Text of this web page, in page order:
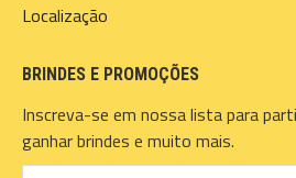
Localização
BRINDES E PROMOÇÕES
Inscreva-se em nossa lista para
ganhar brindes e muito mais.